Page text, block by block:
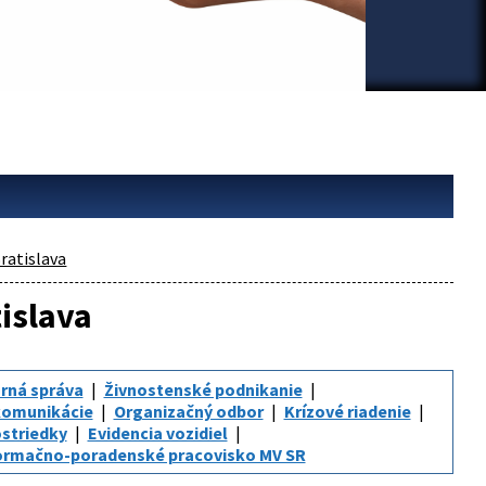
správa
Živnostenské podnikanie
Organizačný odbor
Krízové riadenie
Evidencia vozidiel
poradenské pracovisko MV SR